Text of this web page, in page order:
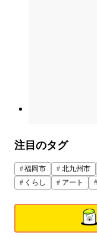
注目のタグ
福岡市 北九州市
くらし
アート